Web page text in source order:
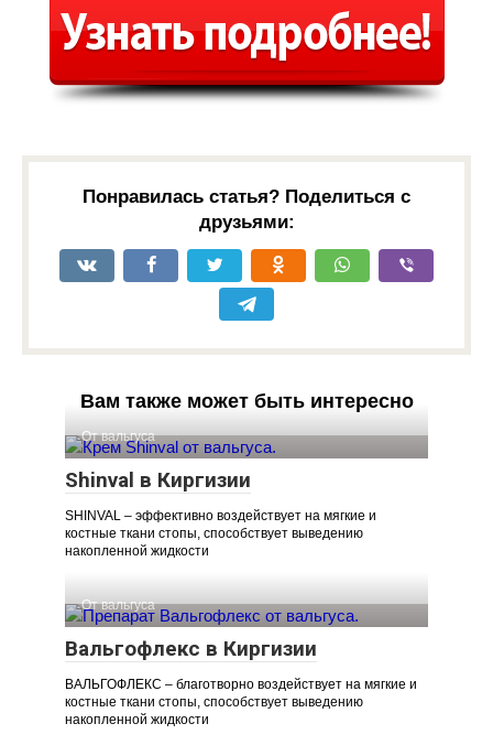
Понравилась статья? Поделиться с
друзьями:
Вам также может быть интересно
От вальгуса
Shinval в Киргизии
SHINVAL – эффективно воздействует на мягкие и
костные ткани стопы, способствует выведению
накопленной жидкости
От вальгуса
Вальгофлекс в Киргизии
ВАЛЬГОФЛЕКС – благотворно воздействует на мягкие и
костные ткани стопы, способствует выведению
накопленной жидкости